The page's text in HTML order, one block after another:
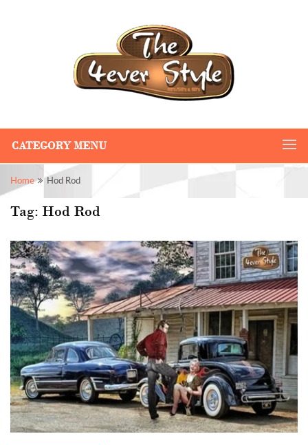
CATEGORY MENU
Home Hod Rod
Tag: Hod Rod